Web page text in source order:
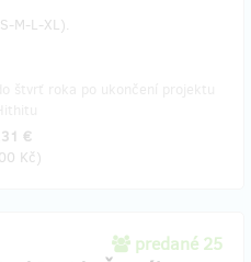
M-L-XL).
€
Kč)
predané 25